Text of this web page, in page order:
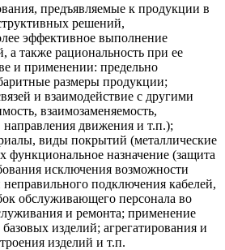
предъявляемые к продукции в
решений,
эффективное выполнение
а также рациональность при ее
и применении: предельно
размеры продукции;
и взаимодействие с другими
взаимозаменяемость,
движения и т.п.);
виды покрытий (металлические
функциональное назначение (защита
исключения возможности
подключения кабелей,
обслуживающего персонала во
и ремонта; применение
изделий; агрегатирования и
изделий и т.п.